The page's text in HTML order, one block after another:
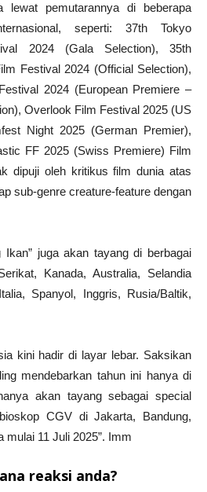
lewat pemutarannya di beberapa
seperti: 37th Tokyo
2024 (Gala Selection), 35th
Festival 2024 (Official Selection),
2024 (European Premiere –
Overlook Film Festival 2025 (US
Night 2025 (German Premier),
FF 2025 (Swiss Premiere) Film
dipuji oleh kritikus film dunia atas
sub-genre creature-feature dengan
Ikan” juga akan tayang di berbagai
Kanada, Australia, Selandia
Spanyol, Inggris, Rusia/Baltik,
kini hadir di layar lebar. Saksikan
mendebarkan tahun ini hanya di
akan tayang sebagai special
CGV di Jakarta, Bandung,
mulai 11 Juli 2025”. Imm
reaksi anda?